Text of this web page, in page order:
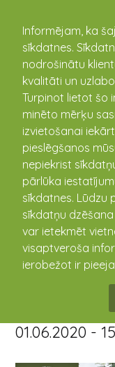
Informējam, ka
sīkdatnes.
nodrošinātu
kvalitāti un
Turpinot lietot šo
minēto mērķu
izvietošanai
pieslēgšanos
nepiekrist
pārlūka
sīkdatnes. Lūdzu
sīkdatņu
var ietekmēt
visaptveroša
ierobežot ir
kandava.lv
Aicinām
“Diženi
01.06.2020 -